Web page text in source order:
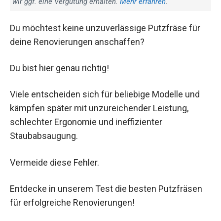
Du möchtest keine unzuverlässige Putzfräse für
deine Renovierungen anschaffen?
Du bist hier genau richtig!
Viele entscheiden sich für beliebige Modelle und
kämpfen später mit unzureichender Leistung,
schlechter Ergonomie und ineffizienter
Staubabsaugung.
Vermeide diese Fehler.
Entdecke in unserem Test die besten Putzfräsen
für erfolgreiche Renovierungen!